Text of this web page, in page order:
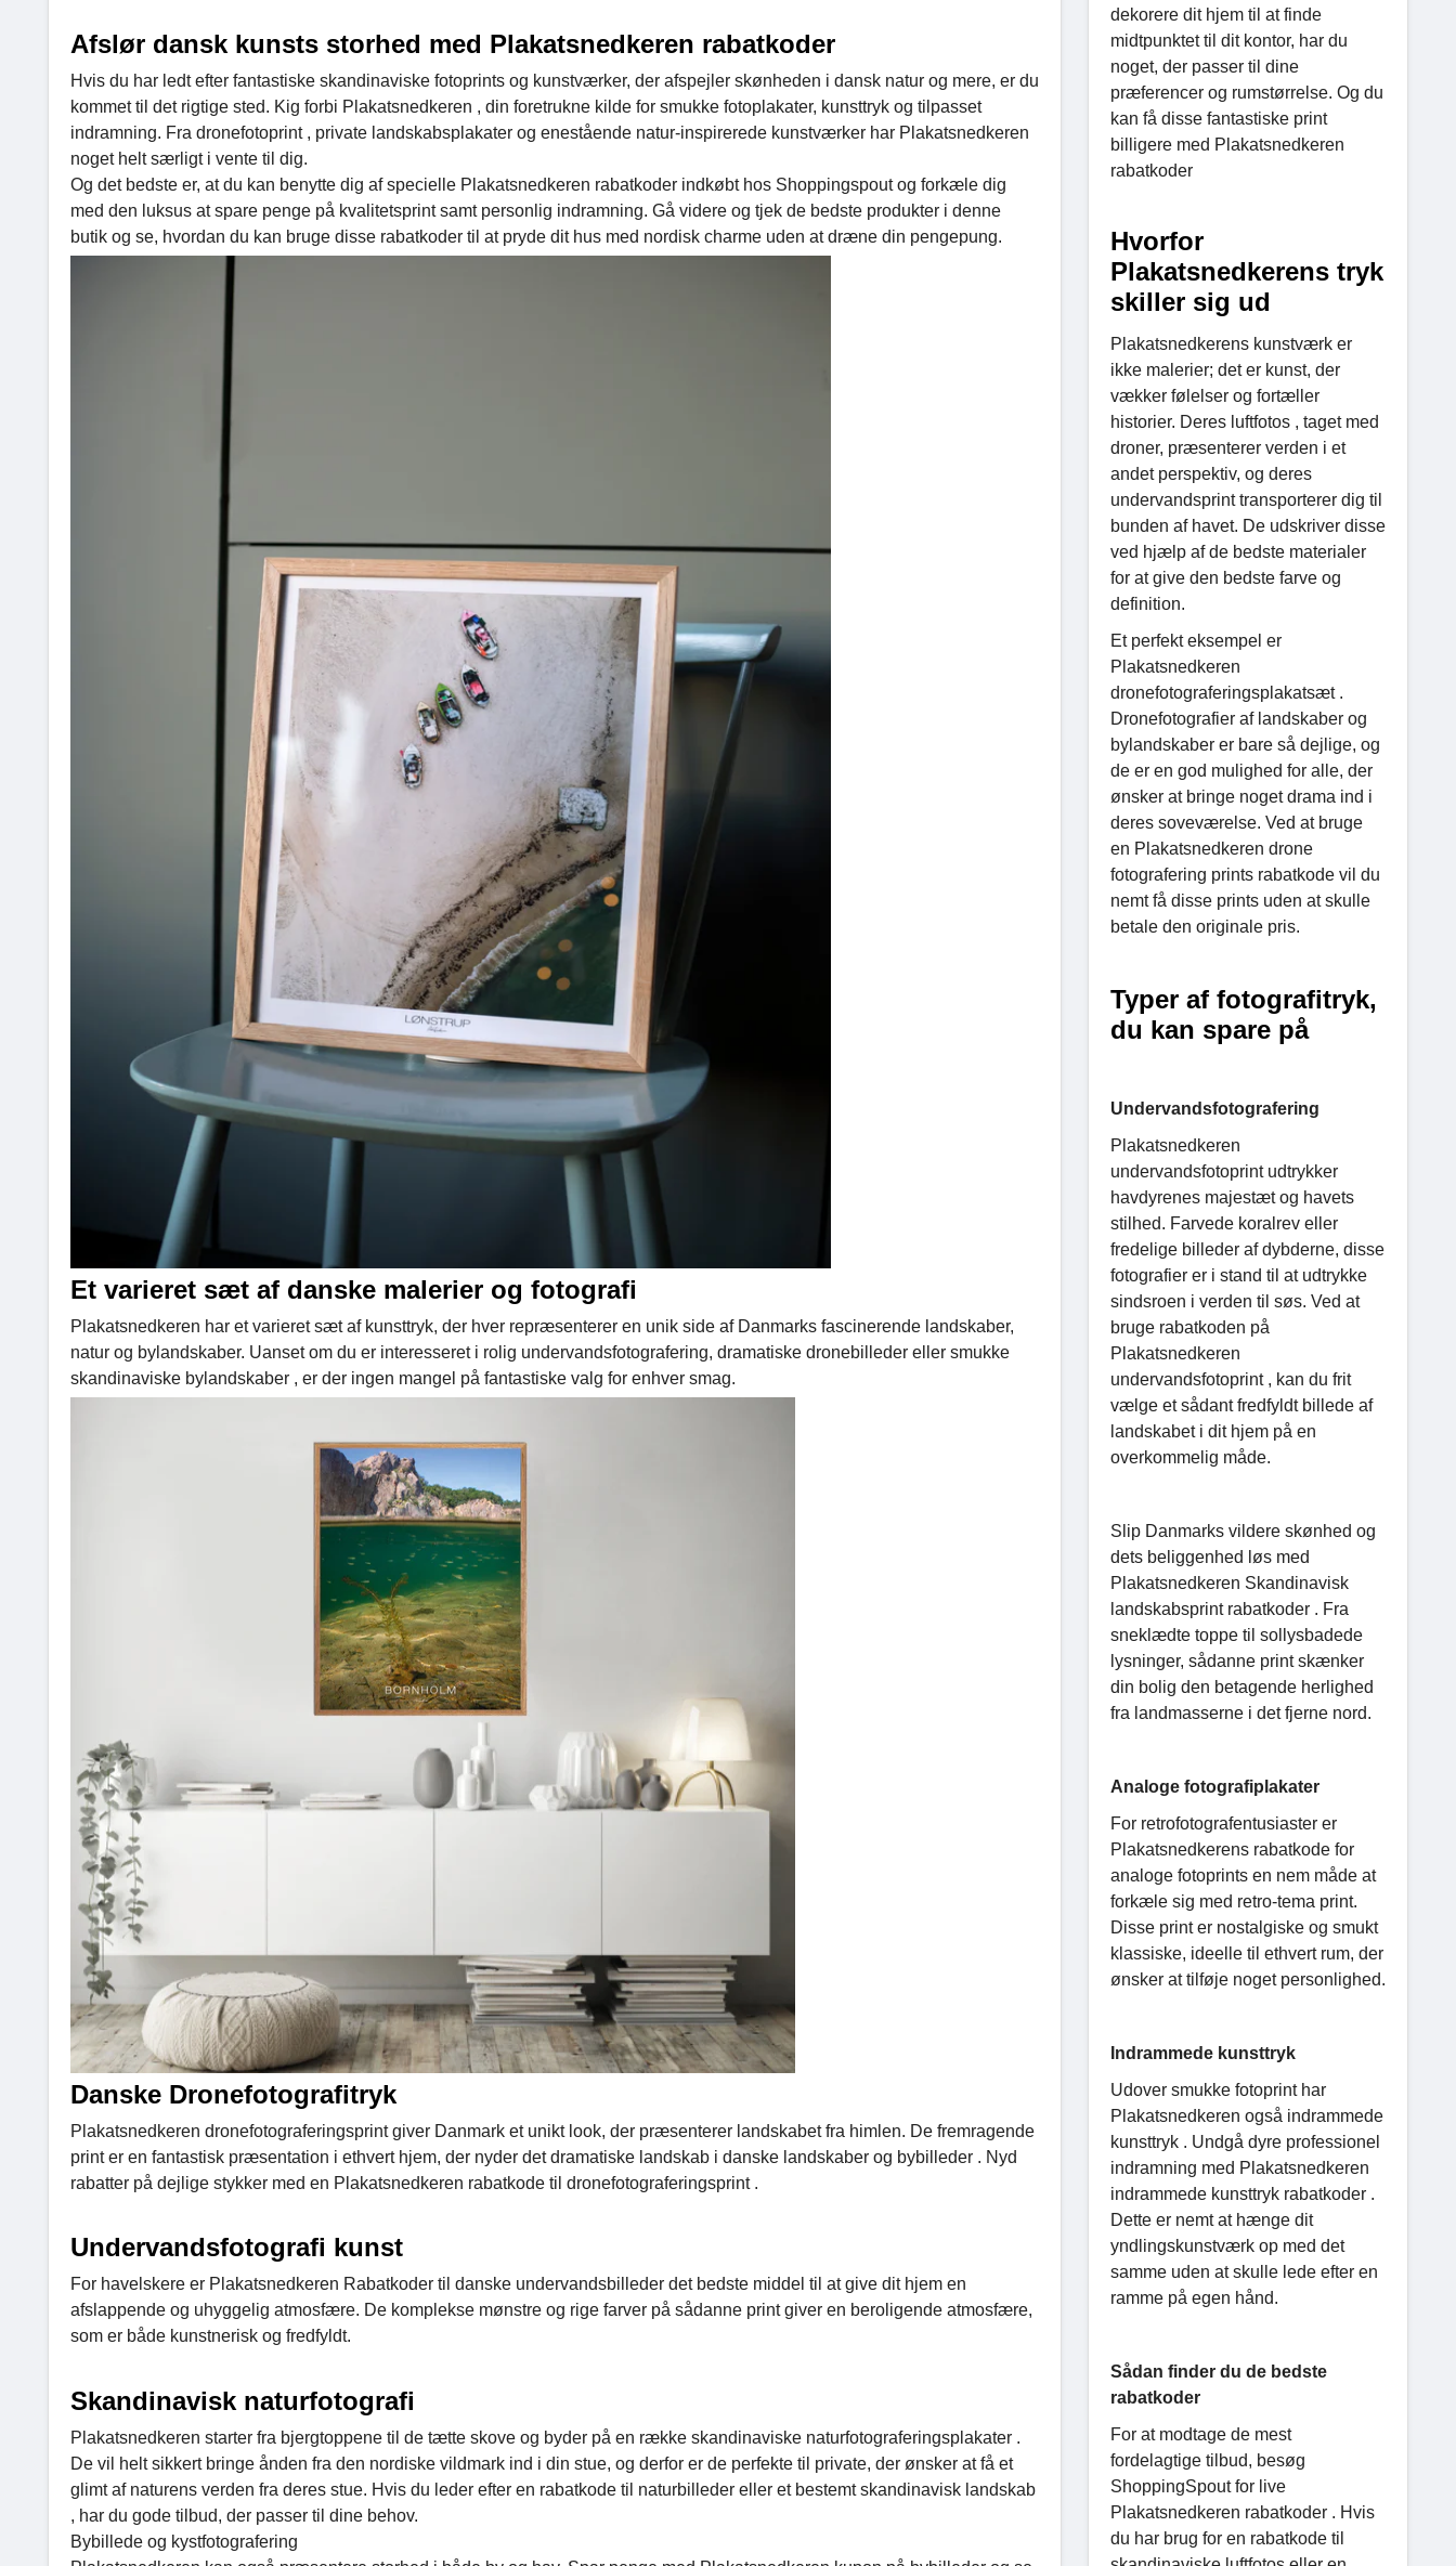
Afslør dansk kunsts storhed med Plakatsnedkeren rabatkoder
Hvis du har ledt efter fantastiske skandinaviske fotoprints og kunstværker, der afspejler skønheden i dansk natur og mere, er du
kommet til det rigtige sted. Kig forbi Plakatsnedkeren , din foretrukne kilde for smukke fotoplakater, kunsttryk og tilpasset
indramning. Fra dronefotoprint , private landskabsplakater og enestående natur-inspirerede kunstværker har Plakatsnedkeren
noget helt særligt i vente til dig.
Og det bedste er, at du kan benytte dig af specielle Plakatsnedkeren rabatkoder indkøbt hos Shoppingspout og forkæle dig
med den luksus at spare penge på kvalitetsprint samt personlig indramning. Gå videre og tjek de bedste produkter i denne
butik og se, hvordan du kan bruge disse rabatkoder til at pryde dit hus med nordisk charme uden at dræne din pengepung.
Et varieret sæt af danske malerier og fotografi
Plakatsnedkeren har et varieret sæt af kunsttryk, der hver repræsenterer en unik side af Danmarks fascinerende landskaber,
natur og bylandskaber. Uanset om du er interesseret i rolig undervandsfotografering, dramatiske dronebilleder eller smukke
skandinaviske bylandskaber , er der ingen mangel på fantastiske valg for enhver smag.
Danske Dronefotografitryk
Plakatsnedkeren dronefotograferingsprint giver Danmark et unikt look, der præsenterer landskabet fra himlen. De fremragende
print er en fantastisk præsentation i ethvert hjem, der nyder det dramatiske landskab i danske landskaber og bybilleder . Nyd
rabatter på dejlige stykker med en Plakatsnedkeren rabatkode til dronefotograferingsprint .
Undervandsfotografi kunst
For havelskere er Plakatsnedkeren Rabatkoder til danske undervandsbilleder det bedste middel til at give dit hjem en
afslappende og uhyggelig atmosfære. De komplekse mønstre og rige farver på sådanne print giver en beroligende atmosfære,
som er både kunstnerisk og fredfyldt.
Skandinavisk naturfotografi
Plakatsnedkeren starter fra bjergtoppene til de tætte skove og byder på en række skandinaviske naturfotograferingsplakater .
De vil helt sikkert bringe ånden fra den nordiske vildmark ind i din stue, og derfor er de perfekte til private, der ønsker at få et
glimt af naturens verden fra deres stue. Hvis du leder efter en rabatkode til naturbilleder eller et bestemt skandinavisk landskab
, har du gode tilbud, der passer til dine behov.
Bybillede og kystfotografering
dekorere dit hjem til at finde
midtpunktet til dit kontor, har du
noget, der passer til dine
præferencer og rumstørrelse. Og du
kan få disse fantastiske print
billigere med Plakatsnedkeren
rabatkoder
Hvorfor
Plakatsnedkerens tryk
skiller sig ud
Plakatsnedkerens kunstværk er
ikke malerier; det er kunst, der
vækker følelser og fortæller
historier. Deres luftfotos , taget med
droner, præsenterer verden i et
andet perspektiv, og deres
undervandsprint transporterer dig til
bunden af ​​havet. De udskriver disse
ved hjælp af de bedste materialer
for at give den bedste farve og
definition.
Et perfekt eksempel er
Plakatsnedkeren
dronefotograferingsplakatsæt .
Dronefotografier af landskaber og
bylandskaber er bare så dejlige, og
de er en god mulighed for alle, der
ønsker at bringe noget drama ind i
deres soveværelse. Ved at bruge
en Plakatsnedkeren drone
fotografering prints rabatkode vil du
nemt få disse prints uden at skulle
betale den originale pris.
Typer af fotografitryk,
du kan spare på
Undervandsfotografering
Plakatsnedkeren
undervandsfotoprint udtrykker
havdyrenes majestæt og havets
stilhed. Farvede koralrev eller
fredelige billeder af dybderne, disse
fotografier er i stand til at udtrykke
sindsroen i verden til søs. Ved at
bruge rabatkoden på
Plakatsnedkeren
undervandsfotoprint , kan du frit
vælge et sådant fredfyldt billede af
landskabet i dit hjem på en
overkommelig måde.
Slip Danmarks vildere skønhed og
dets beliggenhed løs med
Plakatsnedkeren Skandinavisk
landskabsprint rabatkoder . Fra
sneklædte toppe til sollysbadede
lysninger, sådanne print skænker
din bolig den betagende herlighed
fra landmasserne i det fjerne nord.
Analoge fotografiplakater
For retrofotografentusiaster er
Plakatsnedkerens rabatkode for
analoge fotoprints en nem måde at
forkæle sig med retro-tema print.
Disse print er nostalgiske og smukt
klassiske, ideelle til ethvert rum, der
ønsker at tilføje noget personlighed.
Indrammede kunsttryk
Udover smukke fotoprint har
Plakatsnedkeren også indrammede
kunsttryk . Undgå dyre professionel
indramning med Plakatsnedkeren
indrammede kunsttryk rabatkoder .
Dette er nemt at hænge dit
yndlingskunstværk op med det
samme uden at skulle lede efter en
ramme på egen hånd.
Sådan finder du de bedste
rabatkoder
For at modtage de mest
fordelagtige tilbud, besøg
ShoppingSpout for live
Plakatsnedkeren rabatkoder . Hvis
du har brug for en rabatkode til